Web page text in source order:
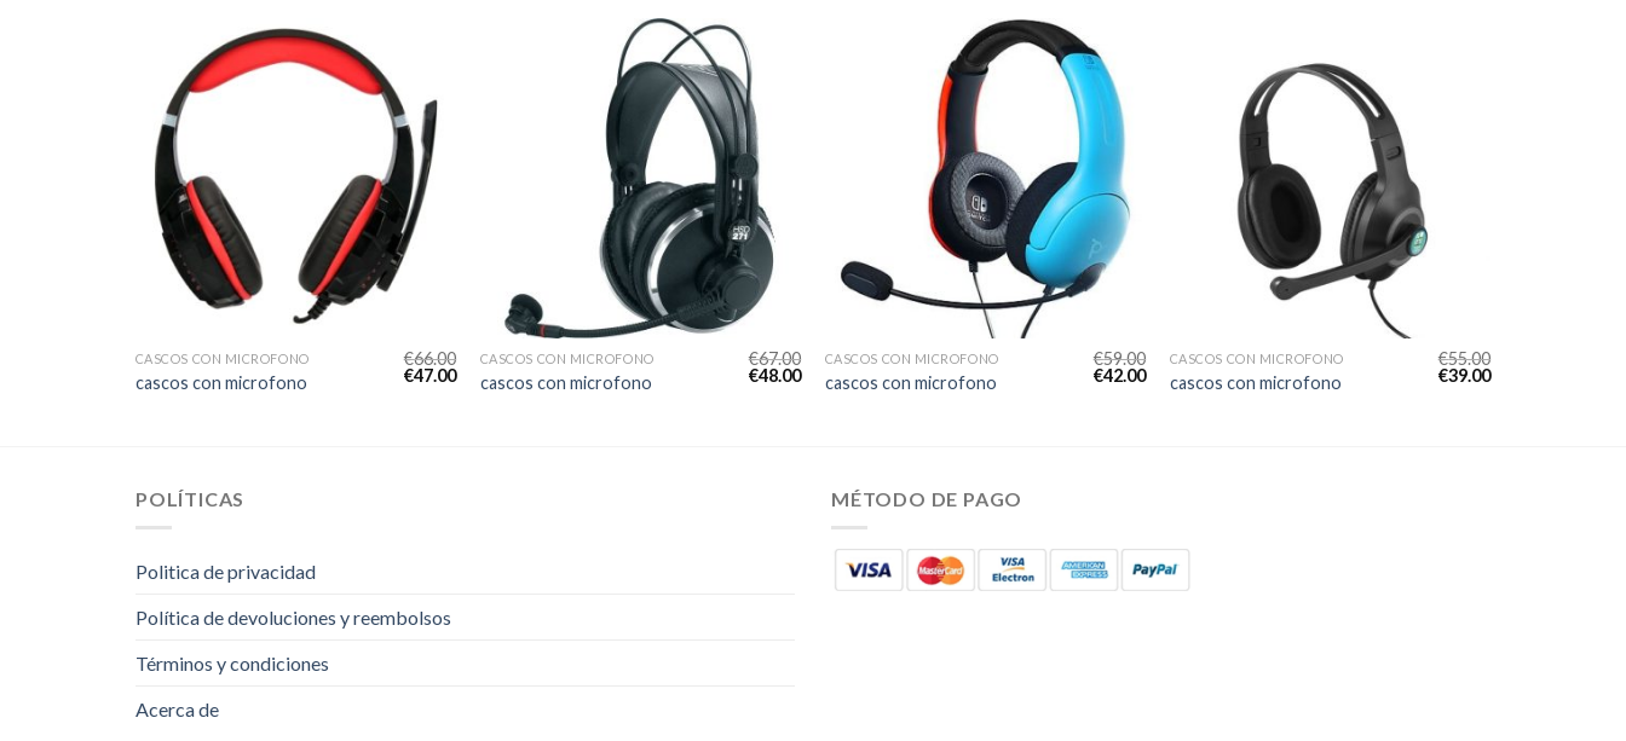
CASCOS CON MICROFONO
cascos con microfono
€66.00
€47.00
CASCOS CON MICROFONO
cascos con microfono
€67.00
€48.00
CASCOS CON MICROFONO
cascos con microfono
€59.00
€42.00
CASCOS CON MICROFONO
cascos con microfono
€55.00
€39.00
POLÍTICAS
Politica de privacidad
Política de devoluciones y reembolsos
Términos y condiciones
Acerca de
MÉTODO DE PAGO